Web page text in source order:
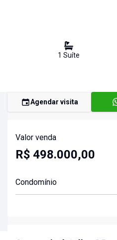
1 Suíte
Agendar visita
Valor venda
R$ 498.000,00
Condomínio